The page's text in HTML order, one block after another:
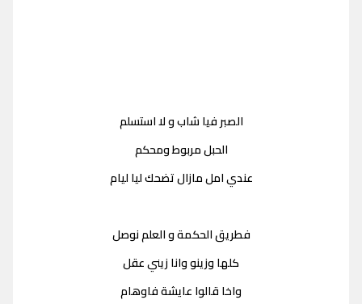
الصبر فيا شاب و لا استسلم
الحبل مربوط ومحكم
عندي امل مازال تضحك ليا ليام
فطريق الحكمة و العلم نوصل
كلها وزينو وانا زيني عقل
واخا قالوا عايشة فاوهام